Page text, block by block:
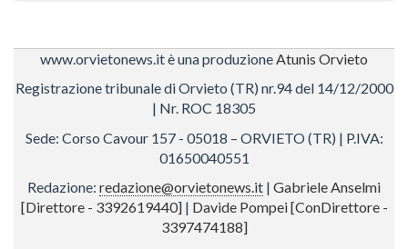
www.orvietonews.it è una produzione Atunis Orvieto
Registrazione tribunale di Orvieto (TR) nr.94 del 14/12/2000
| Nr. ROC 18305
Sede: Corso Cavour 157 - 05018 – ORVIETO (TR) | P.IVA:
01650040551
Redazione: redazione@orvietonews.it | Gabriele Anselmi
[Direttore - 3392619440]| Davide Pompei [ConDirettore -
3397474188]